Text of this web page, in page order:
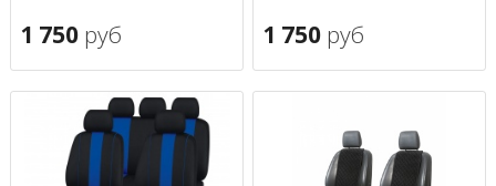
1 750 руб 1 750 руб